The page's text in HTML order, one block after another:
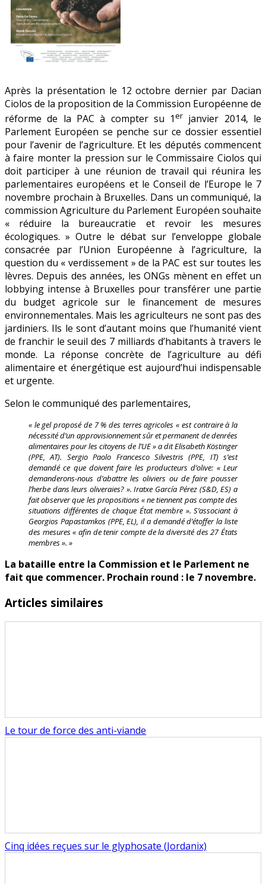
Après la présentation le 12 octobre dernier par Dacian
Ciolos de la proposition de la Commission Européenne de
réforme de la PAC à compter su 1er janvier 2014, le
Parlement Européen se penche sur ce dossier essentiel
pour l’avenir de l’agriculture. Et les députés commencent
à faire monter la pression sur le Commissaire Ciolos qui
doit participer à une réunion de travail qui réunira les
parlementaires européens et le Conseil de l’Europe le 7
novembre prochain à Bruxelles. Dans un communiqué, la
commission Agriculture du Parlement Européen souhaite
« réduire la bureaucratie et revoir les mesures
écologiques. » Outre le débat sur l’enveloppe globale
consacrée par l’Union Européenne à l’agriculture, la
question du « verdissement » de la PAC est sur toutes les
lèvres. Depuis des années, les ONGs mènent en effet un
lobbying intense à Bruxelles pour transférer une partie
du budget agricole sur le financement de mesures
environnementales. Mais les agriculteurs ne sont pas des
jardiniers. Ils le sont d’autant moins que l’humanité vient
de franchir le seuil des 7 milliards d’habitants à travers le
monde. La réponse concrète de l’agriculture au défi
alimentaire et énergétique est aujourd’hui indispensable
et urgente.
Selon le communiqué des parlementaires,
« le gel proposé de 7 % des terres agricoles « est contraire à la
nécessité d’un approvisionnement sûr et permanent de denrées
alimentaires pour les citoyens de l’UE » a dit Elisabeth Köstinger
(PPE, AT). Sergio Paolo Francesco Silvestris (PPE, IT) s’est
demandé ce que doivent faire les producteurs d’olive: « Leur
demanderons-nous d’abattre les oliviers ou de faire pousser
l’herbe dans leurs oliveraies? ». Iratxe García Pérez (S&D, ES) a
fait observer que les propositions « ne tiennent pas compte des
situations différentes de chaque État membre ». S’associant à
Georgios Papastamkos (PPE, EL), il a demandé d’étoffer la liste
des mesures « afin de tenir compte de la diversité des 27 États
membres ». »
La bataille entre la Commission et le Parlement ne
fait que commencer. Prochain round : le 7 novembre.
Articles similaires
Le tour de force des anti-viande
Cinq idées reçues sur le glyphosate (Jordanix)